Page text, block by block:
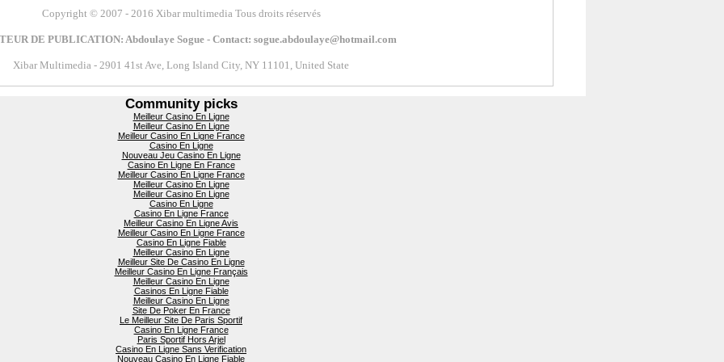
Copyright © 2007 - 2016 Xibar multimedia Tous droits réservés
DE PUBLICATION: Abdoulaye Sogue - Contact:
Xibar Multimedia - 2901 41st Ave, Long Island City, NY 11101, United State
Community picks
Meilleur Casino En Ligne
Meilleur Casino En Ligne
Meilleur Casino En Ligne France
Casino En Ligne
Nouveau Jeu Casino En Ligne
Casino En Ligne En France
Meilleur Casino En Ligne France
Meilleur Casino En Ligne
Meilleur Casino En Ligne
Casino En Ligne
Casino En Ligne France
Meilleur Casino En Ligne Avis
Meilleur Casino En Ligne France
Casino En Ligne Fiable
Meilleur Casino En Ligne
Meilleur Site De Casino En Ligne
Meilleur Casino En Ligne Français
Meilleur Casino En Ligne
Casinos En Ligne Fiable
Meilleur Casino En Ligne
Site De Poker En France
Le Meilleur Site De Paris Sportif
Casino En Ligne France
Paris Sportif Hors Arjel
Casino En Ligne Sans Verification
Nouveau Casino En Ligne Fiable